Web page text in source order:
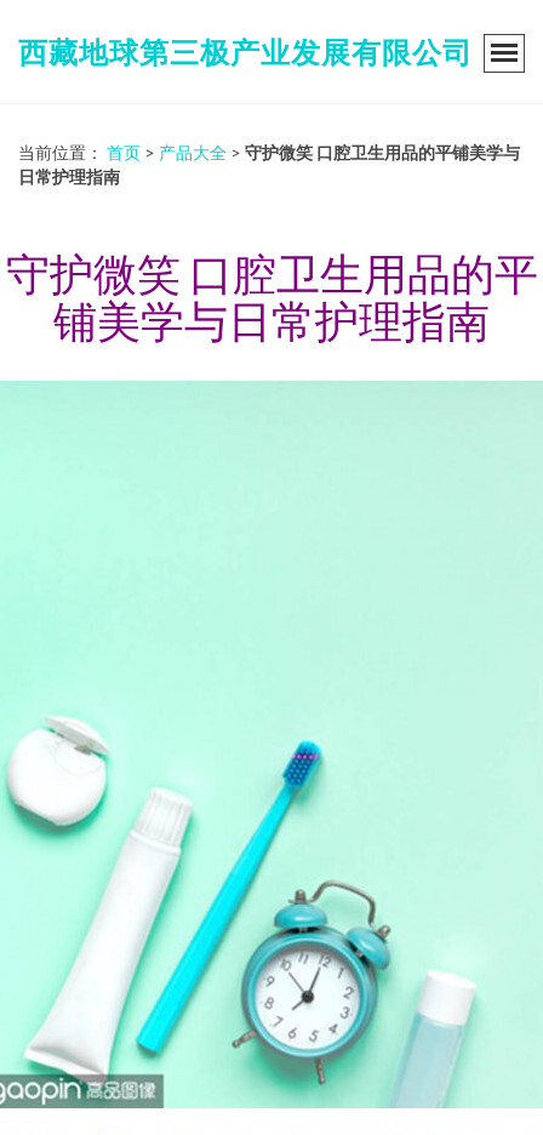
西藏地球第三极产业发展有限公司
当前位置： 首页 > 产品大全 > 守护微笑 口腔卫生用品的平铺美学与
日常护理指南
守护微笑 口腔卫生用品的平
铺美学与日常护理指南